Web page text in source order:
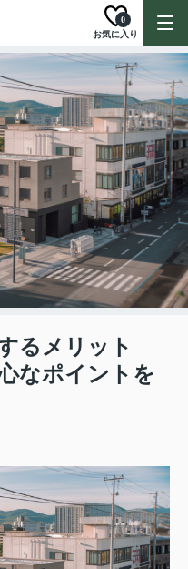
お気に入り
0
るメリット
なポイントを